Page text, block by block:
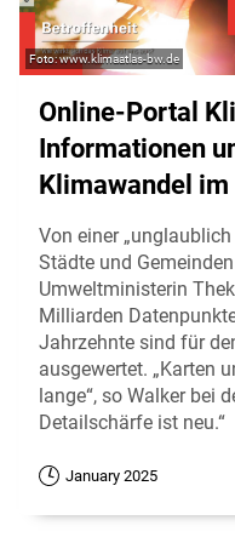
www.klimaatlas-bw.de
Online-Portal
Informationen
Klimawandel im
Von einer
Städte und
Umweltministerin
Milliarden
Jahrzehnte sind für
ausgewertet. „Karten
lange“, so Walker bei
Detailschärfe ist neu.“
January 2025